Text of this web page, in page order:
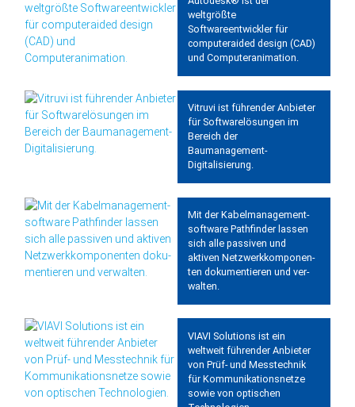
weltgrößte
Softwareentwickler für
computer­aided design (CAD)
und Computeranimation.
Vitruvi ist führender Anbieter
für Softwarelösungen im
Bereich der
Baumanagement-
Digitalisierung.
Mit der Kabel­manage­ment­
soft­ware Pathfinder lassen
sich alle passiven und
aktiven Netz­werk­kom­po­nen­
ten doku­men­tieren und ver­
walten.
VIAVI Solutions ist ein
weltweit führender Anbieter
von Prüf- und Messtechnik
für Kommunikationsnetze
sowie von optischen